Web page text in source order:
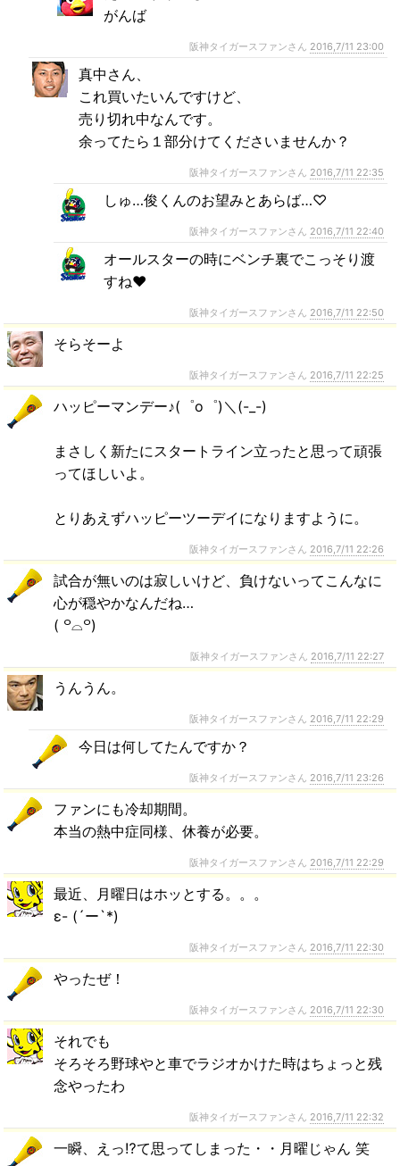
がんば
阪神タイガースファンさん 2016,7/11 23:00
真中さん、
これ買いたいんですけど、
売り切れ中なんです。
余ってたら１部分けてくださいませんか？
阪神タイガースファンさん 2016,7/11 22:35
しゅ…俊くんのお望みとあらば…♡
阪神タイガースファンさん 2016,7/11 22:40
オールスターの時にベンチ裏でこっそり渡
すね❤️
阪神タイガースファンさん 2016,7/11 22:50
そらそーよ
阪神タイガースファンさん 2016,7/11 22:25
ハッピーマンデー♪(゜o゜)＼(-_-)
まさしく新たにスタートライン立ったと思って頑張
ってほしいよ。
とりあえずハッピーツーデイになりますように。
阪神タイガースファンさん 2016,7/11 22:26
試合が無いのは寂しいけど、負けないってこんなに
心が穏やかなんだね…
( ꒪⌓︎꒪)
阪神タイガースファンさん 2016,7/11 22:27
うんうん。
阪神タイガースファンさん 2016,7/11 22:29
今日は何してたんですか？
阪神タイガースファンさん 2016,7/11 23:26
ファンにも冷却期間。
本当の熱中症同様、休養が必要。
阪神タイガースファンさん 2016,7/11 22:29
最近、月曜日はホッとする。。。
ε- (´ー`*)
阪神タイガースファンさん 2016,7/11 22:30
やったぜ！
阪神タイガースファンさん 2016,7/11 22:30
それでも
そろそろ野球やと車でラジオかけた時はちょっと残
念やったわ
阪神タイガースファンさん 2016,7/11 22:32
一瞬、えっ⁉︎て思ってしまった・・月曜じゃん 笑